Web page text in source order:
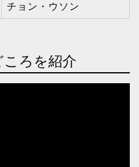
チョン・ウソン
ころを紹介